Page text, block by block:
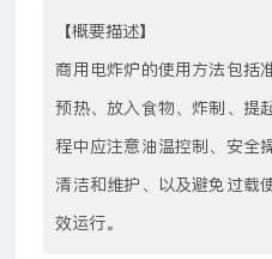
【概要描述】
商用电炸炉的使用方法包括
预热、放入食物、炸制、提
程中应注意油温控制、安全
清洁和维护、以及避免过载
效运行。